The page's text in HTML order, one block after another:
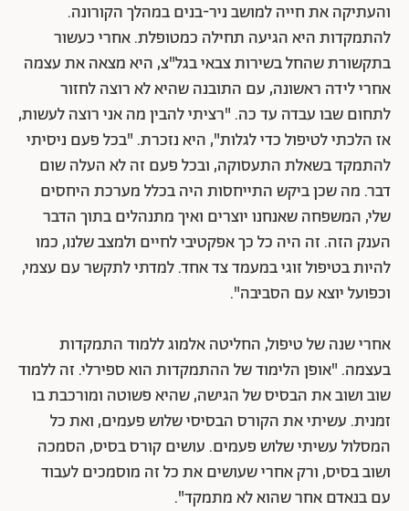
והעתיקה את חייה למושב ניר-בנים במהלך הקורונה.
להתמקדות היא הגיעה תחילה כמטופלת. אחרי כעשור
בתקשורת שהחל בשירות צבאי בגל"צ, היא מצאה את עצמה
אחרי לידה ראשונה, עם התובנה שהיא לא רוצה לחזור
לתחום שבו עבדה עד כה. "רציתי להבין מה אני רוצה לעשות,
אז הלכתי לטיפול כדי לגלות", היא נזכרת. "בכל פעם ניסיתי
להתמקד בשאלת התעסוקה, ובכל פעם זה לא העלה שום
דבר. מה שכן ביקש התייחסות היה בכלל מערכת היחסים
שלי, המשפחה שאנחנו יוצרים ואיך מתנהלים בתוך הדבר
הענק הזה. זה היה כל כך אפקטיבי לחיים ולמצב שלנו, כמו
להיות בטיפול זוגי במעמד צד אחד. למדתי לתקשר עם עצמי,
וכפועל יוצא עם הסביבה".
אחרי שנה של טיפול, החליטה אלמוג ללמוד התמקדות
בעצמה. "אופן הלימוד של ההתמקדות הוא ספירלי. זה ללמוד
שוב ושוב את הבסיס של הגישה, שהיא פשוטה ומורכבת בו
זמנית. עשיתי את הקורס הבסיסי שלוש פעמים, ואת כל
המסלול עשיתי שלוש פעמים. עושים קורס בסיס, הסמכה
ושוב בסיס, ורק אחרי שעושים את כל זה מוסמכים לעבוד
עם בנאדם אחר שהוא לא מתמקד".